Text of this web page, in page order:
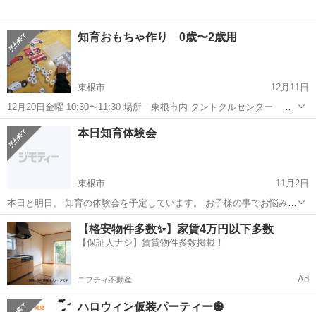
知育おもちゃ作り 0歳〜2歳用
東根市
12月11日
12月20日金曜 10:30〜11:30 場所 東根市内 タントクルセンター な
ど 未確定 材料費 600円 定員3名 知育のアドバイス付きです。 作る
おもちゃ、持ち物は 年齢によって...
山形 育児 0歳
本日知育体験会
東根市
11月2日
本日と明日、 知育の体験会を予定しています。 お子様の事でお悩みの
方 英才教育にご興味がある方 お気軽にご連絡ください。
山形 東根市 育児 体験会
【格安物件多数✨】家賃4万円以下多数
【保証人ナシ】賃貸物件多数掲載！
ニフティ不動産 Ad
ハロウィン仮装パーティー🎃